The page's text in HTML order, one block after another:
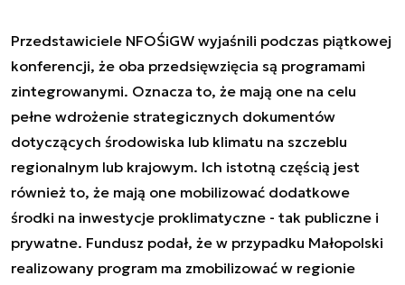
Przedstawiciele NFOŚiGW wyjaśnili podczas piątkowej
konferencji, że oba przedsięwzięcia są programami
zintegrowanymi. Oznacza to, że mają one na celu
pełne wdrożenie strategicznych dokumentów
dotyczących środowiska lub klimatu na szczeblu
regionalnym lub krajowym. Ich istotną częścią jest
również to, że mają one mobilizować dodatkowe
środki na inwestycje proklimatyczne - tak publiczne i
prywatne. Fundusz podał, że w przypadku Małopolski
realizowany program ma zmobilizować w regionie